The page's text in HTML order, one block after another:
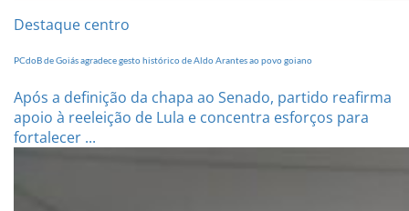
Destaque centro
PCdoB de Goiás agradece gesto histórico de Aldo Arantes ao povo goiano
Após a definição da chapa ao Senado, partido reafirma
apoio à reeleição de Lula e concentra esforços para
fortalecer ...